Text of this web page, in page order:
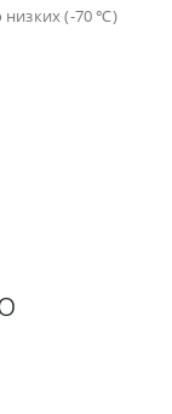
низких (-70 ℃)